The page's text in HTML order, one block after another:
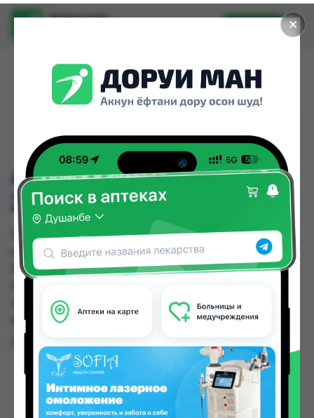
✕
Доруи ман
Установить
АЗИМАК СИРОП
200МГ/5МЛ ФЛ №1
АЗИМАК СИРОП 200МГ/5МЛ ФЛ №1 можно
купить или заказать в аптеках, ASAPTEKA,
Абубакри Карим, Авиценна, АЗИЗ ВАКО ,
цене от 45.00 TJS до 60.95 TJS в Душанбе и
других городах Таджикистана